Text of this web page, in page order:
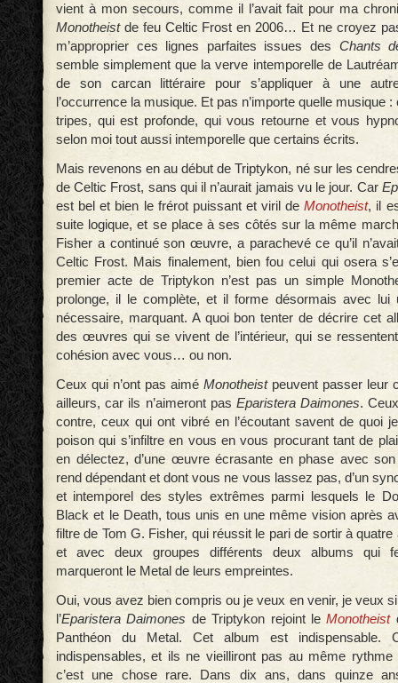
vient à mon secours, comme il l’avait fait pour ma
Monotheist de feu Celtic Frost en 2006… Et ne croyez
m’approprier ces lignes parfaites issues des Chants
semble simplement que la verve intemporelle de
de son carcan littéraire pour s’appliquer à une
l’occurrence la musique. Et pas n’importe quelle musique
tripes, qui est profonde, qui vous retourne et vous
selon moi tout aussi intemporelle que certains écrits.
Mais revenons en au début de Triptykon, né sur les
de Celtic Frost, sans qui il n’aurait jamais vu le jour. Car
est bel et bien le frérot puissant et viril deMonotheist, il
suite logique, et se place à ses côtés sur la même
Fisher a continué son œuvre, a parachevé ce qu’il
Celtic Frost. Mais finalement, bien fou celui qui osera
premier acte de Triptykon n’est pas un simple
prolonge, il le complète, et il forme désormais avec lui
nécessaire, marquant. A quoi bon tenter de décrire cet
des œuvres qui se vivent de l’intérieur, qui se
cohésion avec vous… ou non.
Ceux qui n’ont pas aimé Monotheistpeuvent passer leur
ailleurs, car ils n’aimeront pas Eparistera Daimones.
contre, ceux qui ont vibré en l’écoutant savent de quoi
poison qui s’infiltre en vous en vous procurant tant de
en délectez, d’une œuvre écrasante en phase avec
rend dépendant et dont vous ne vous lassez pas, d’un
et intemporel des styles extrêmes parmi lesquels le
Black et le Death, tous unis en une même vision après
filtre de Tom G. Fisher, qui réussit le pari de sortir à quatre
et avec deux groupes différents deux albums qui
marqueront le Metal de leurs empreintes.
Oui, vous avez bien compris ou je veux en venir, je veux
l’Eparistera Daimones de Triptykon rejoint leMonotheist
Panthéon du Metal. Cet album est indispensable.
indispensables, et ils ne vieilliront pas au même
c’est une chose rare. Dans dix ans, dans quinze